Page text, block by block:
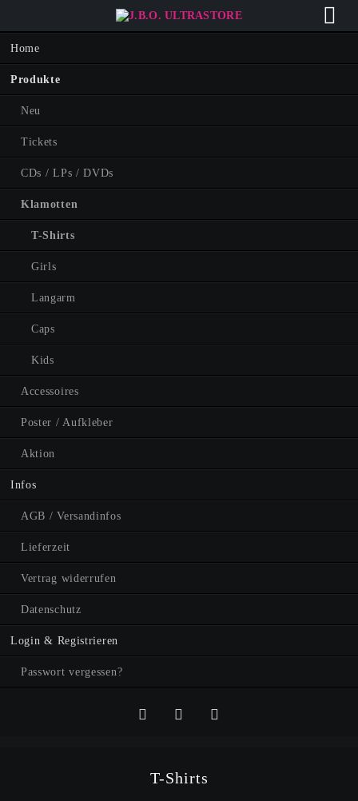
Home
Produkte
Neu
Tickets
CDs / LPs / DVDs
Klamotten
T-Shirts
Girls
Langarm
Caps
Kids
Accessoires
Poster / Aufkleber
Aktion
Infos
AGB / Versandinfos
Lieferzeit
Vertrag widerrufen
Datenschutz
Login & Registrieren
Passwort vergessen?
FacebookYouTube
T-Shirts